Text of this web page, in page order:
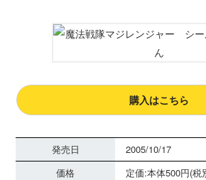
購入はこちら
発売日
2005/10/17
価格
定価:本体500円(税